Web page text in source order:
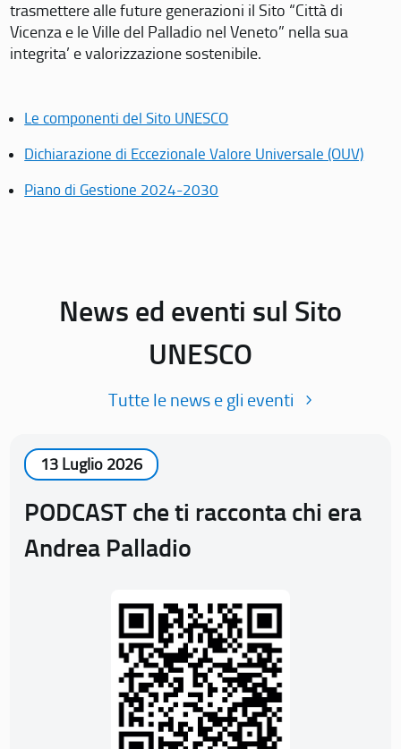
trasmettere alle future generazioni il Sito “Città di
Vicenza e le Ville del Palladio nel Veneto” nella sua
integrita’ e valorizzazione sostenibile.
Le componenti del Sito UNESCO
Dichiarazione di Eccezionale Valore Universale (OUV)
Piano di Gestione 2024-2030
News ed eventi sul Sito
UNESCO
Tutte le news e gli eventi
13 Luglio 2026
PODCAST che ti racconta chi era
Andrea Palladio